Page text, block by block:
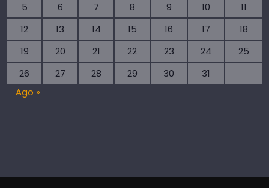
5
6 7 8 9 10
11
12
13 14 15 16 17
18
19
20 21 22 23 24
25
26
27 28 29 30
31
Ago »